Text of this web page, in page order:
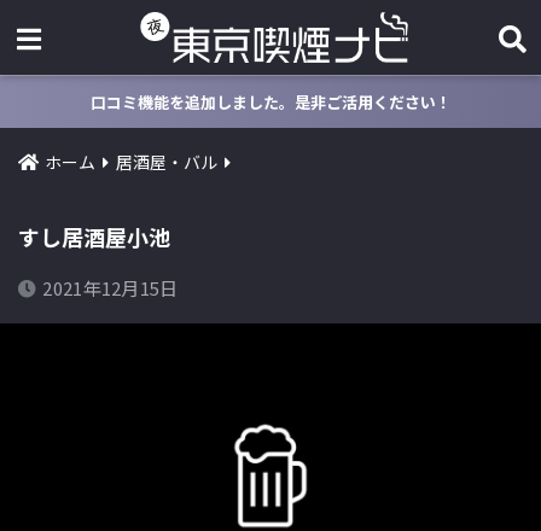
口コミ機能を追加しました。是非ご活用ください！
ホーム 居酒屋・バル
すし居酒屋小池
2021年12月15日